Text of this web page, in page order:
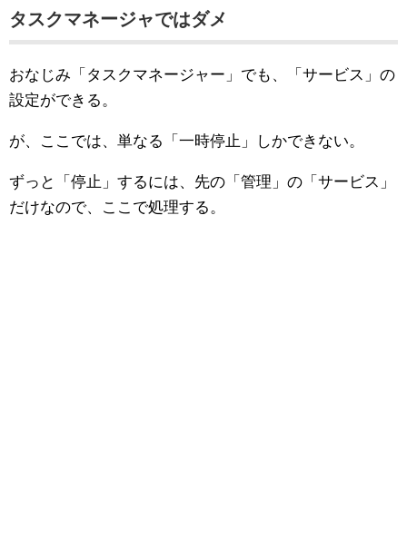
タスクマネージャではダメ
おなじみ「タスクマネージャー」でも、「サービス」の
設定ができる。
が、ここでは、単なる「一時停止」しかできない。
ずっと「停止」するには、先の「管理」の「サービス」
だけなので、ここで処理する。